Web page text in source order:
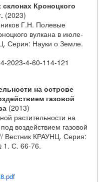
Кроноцкого
(2023)
Г.Н. Полевые
вулкана в июле-
Серия: Науки о Земле.
2023-4-60-114-121
на острове
газовой
(2013)
растительности на
воздействием газовой
Вестник КРАУНЦ. Серия:
1. С. 66-76.